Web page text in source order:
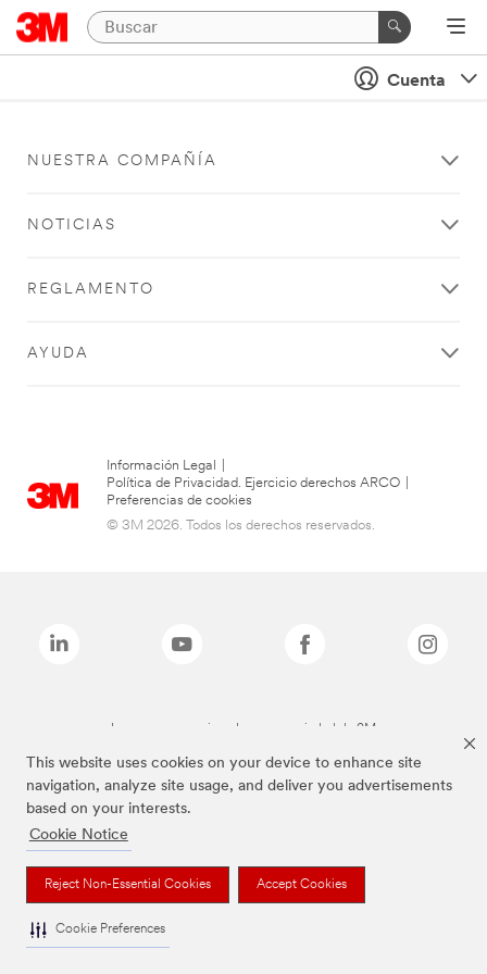
This website uses cookies on your device to enhance site
navigation, analyze site usage, and deliver you advertisements
based on your interests.
Cookie Notice
Reject Non-Essential Cookies Accept Cookies
Cookie Preferences
Cuenta
NUESTRA COMPAÑÍA
NOTICIAS
REGLAMENTO
AYUDA
Información Legal
Política de Privacidad. Ejercicio derechos ARCO
Preferencias de cookies
© 3M 2026. Todos los derechos reservados.
Las marcas mencionadas son propiedad de 3M